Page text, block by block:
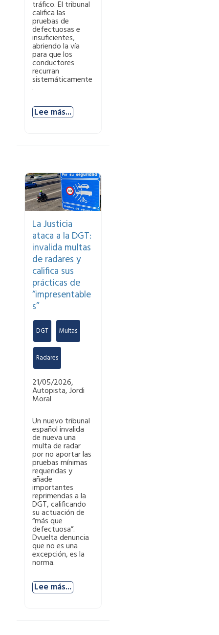
tráfico. El tribunal
califica las
pruebas de
defectuosas e
insuficientes,
abriendo la vía
para que los
conductores
recurran
sistemáticamente
.
Lee más...
La Justicia
ataca a la DGT:
invalida multas
de radares y
califica sus
prácticas de
“impresentable
s”
DGT Multas
Radares
21/05/2026,
Autopista, Jordi
Moral
Un nuevo tribunal
español invalida
de nueva una
multa de radar
por no aportar las
pruebas mínimas
requeridas y
añade
importantes
reprimendas a la
DGT, calificando
su actuación de
“más que
defectuosa”.
Dvuelta denuncia
que no es una
excepción, es la
norma.
Lee más...